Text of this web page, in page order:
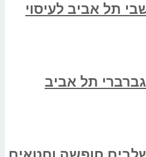
תל אביב לעיסוי
תל אביב